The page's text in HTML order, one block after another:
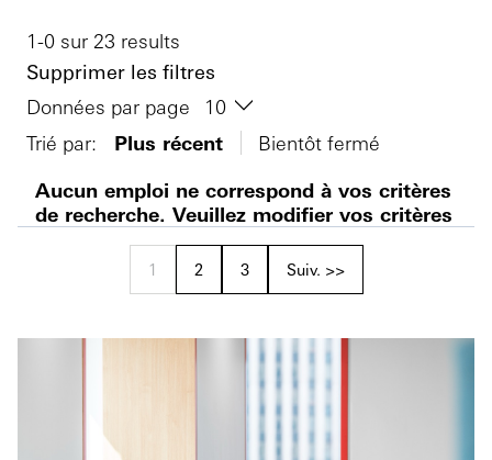
1-0 sur 23 results
Supprimer les filtres
Données par page
Trié par:
Plus récent
Bientôt fermé
Aucun emploi ne correspond à vos critères
de recherche. Veuillez modifier vos critères
1 2 3 Suiv. >>